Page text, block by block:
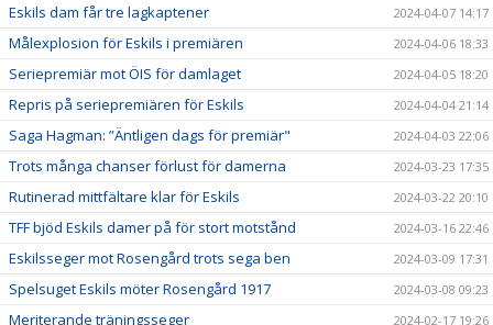
Eskils dam får tre lagkaptener 2024-04-07 14:17
Målexplosion för Eskils i premiären 2024-04-06 18:33
Seriepremiär mot ÖIS för damlaget 2024-04-05 18:20
Repris på seriepremiären för Eskils 2024-04-04 21:14
Saga Hagman: ”Äntligen dags för premiär" 2024-04-03 22:06
Trots många chanser förlust för damerna 2024-03-23 17:35
Rutinerad mittfältare klar för Eskils 2024-03-22 20:10
TFF bjöd Eskils damer på för stort motstånd 2024-03-16 22:46
Eskilsseger mot Rosengård trots sega ben 2024-03-09 17:31
Spelsuget Eskils möter Rosengård 1917 2024-03-08 09:23
Meriterande träningsseger 2024-02-17 19:26